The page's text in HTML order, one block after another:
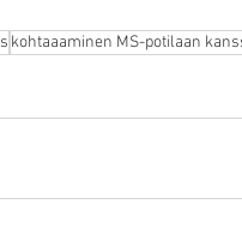
kohtaaaminen MS-potilaan